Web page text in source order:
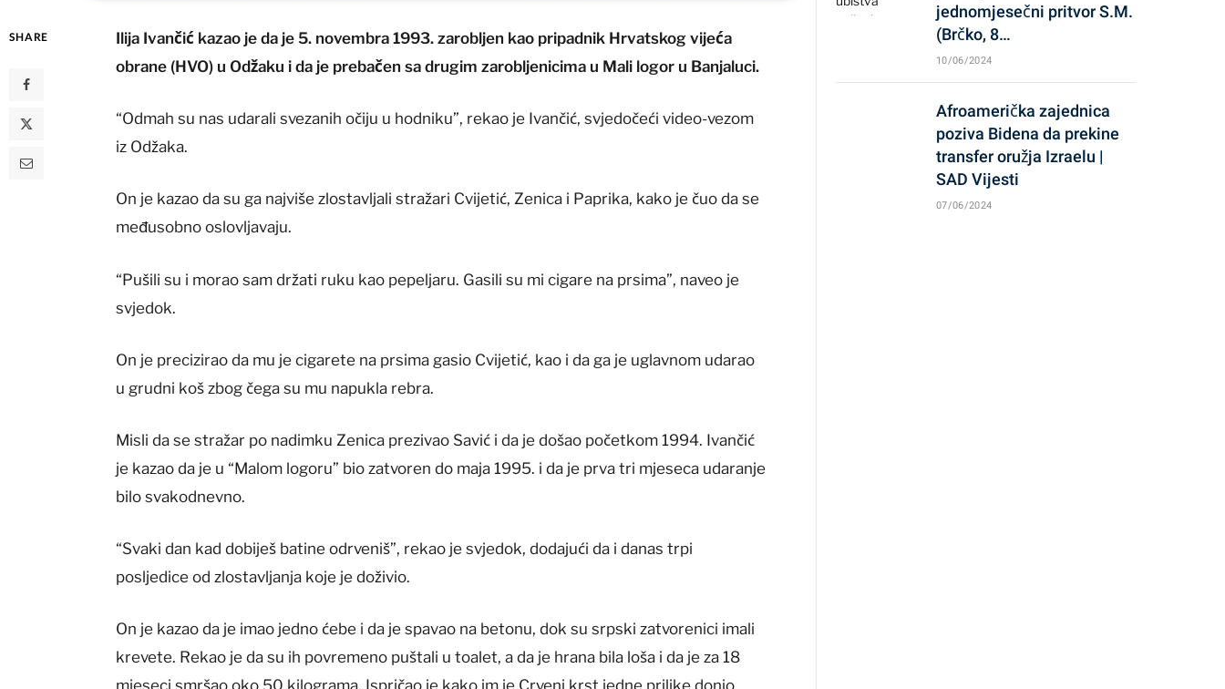
SHARE
Ilija Ivančić kazao je da je 5. novembra 1993. zarobljen kao pripadnik Hrvatskog vijeća
obrane (HVO) u Odžaku i da je prebačen sa drugim zarobljenicima u Mali logor u Banjaluci.
“Odmah su nas udarali svezanih očiju u hodniku”, rekao je Ivančić, svjedočeći video-vezom
iz Odžaka.
On je kazao da su ga najviše zlostavljali stražari Cvijetić, Zenica i Paprika, kako je čuo da se
međusobno oslovljavaju.
“Pušili su i morao sam držati ruku kao pepeljaru. Gasili su mi cigare na prsima”, naveo je
svjedok.
On je precizirao da mu je cigarete na prsima gasio Cvijetić, kao i da ga je uglavnom udarao
u grudni koš zbog čega su mu napukla rebra.
Misli da se stražar po nadimku Zenica prezivao Savić i da je došao početkom 1994. Ivančić
je kazao da je u “Malom logoru” bio zatvoren do maja 1995. i da je prva tri mjeseca udaranje
bilo svakodnevno.
“Svaki dan kad dobiješ batine odrveniš”, rekao je svjedok, dodajući da i danas trpi
posljedice od zlostavljanja koje je doživio.
On je kazao da je imao jedno ćebe i da je spavao na betonu, dok su srpski zatvorenici imali
krevete. Rekao je da su ih povremeno puštali u toalet, a da je hrana bila loša i da je za 18
jednomjesečni pritvor S.M.
(Brčko, 8…
10/06/2024
Afroamerička zajednica
poziva Bidena da prekine
transfer oružja Izraelu |
SAD Vijesti
07/06/2024